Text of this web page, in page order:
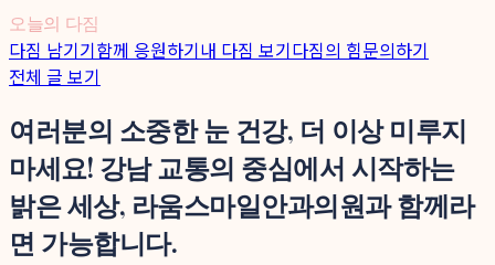
오늘의 다짐
다짐 남기기함께 응원하기내 다짐 보기다짐의 힘문의하기
전체 글 보기
여러분의 소중한 눈 건강, 더 이상 미루지
마세요! 강남 교통의 중심에서 시작하는
밝은 세상, 라움스마일안과의원과 함께라
면 가능합니다.